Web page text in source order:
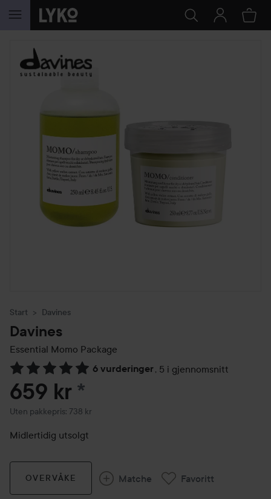
GÅ TIL INNHOLD
Start Davines
Davines
Essential Momo Package
6 vurderinger, 5 i gjennomsnitt
Gå til Vurderinger & anmeldelser
659 kr *
Uten pakkepris: 738 kr
Midlertidig utsolgt
OVERVÅKE Matche Favoritt